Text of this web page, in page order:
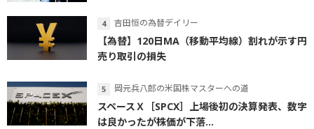
吉田恒の為替デイリー
【為替】120日MA（移動平均線）割れが示す円
売り取引の損失
岡元兵八郎の米国株マスターへの道
スペースＸ［SPCX］上場後初の決算発表、数字
は良かったが株価が下落...